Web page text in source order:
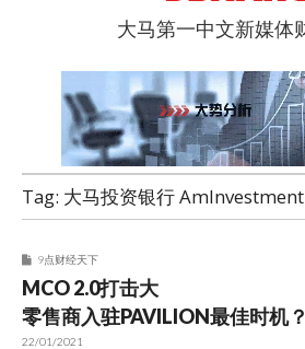
9点股票
大马第一中文新媒体
Tag: 大马投资银行
9点财经天下
MCO 2.0打击大
零售商入驻PAVILION最佳时机？
22/01/2021